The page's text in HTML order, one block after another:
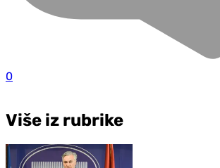
0
Više iz rubrike